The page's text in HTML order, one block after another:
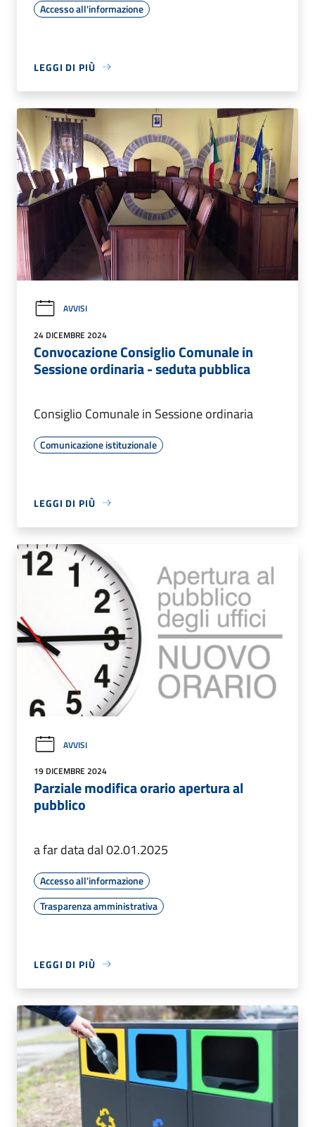
Accesso all'informazione
LEGGI DI PIÙ
AVVISI
24 DICEMBRE 2024
Convocazione Consiglio Comunale in
Sessione ordinaria - seduta pubblica
Consiglio Comunale in Sessione ordinaria
Comunicazione istituzionale
LEGGI DI PIÙ
AVVISI
19 DICEMBRE 2024
Parziale modifica orario apertura al
pubblico
a far data dal 02.01.2025
Accesso all'informazione
Trasparenza amministrativa
LEGGI DI PIÙ